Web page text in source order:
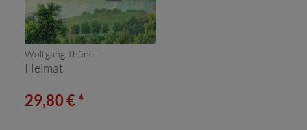
Wolfgang Thüne:
Heimat
29,80 € *